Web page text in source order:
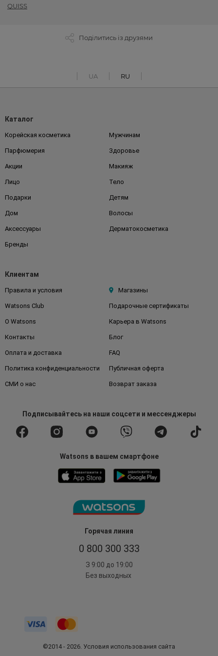
QUISS
Поділитись із друзями
UA RU
Горячая линия
0 800 300 333
З 9:00 до 19:00
Без выходных
Каталог
Корейская косметика Мужчинам
Парфюмерия Здоровье
Акции Макияж
Лицо Тело
Подарки Детям
Дом Волосы
Аксессуары Дерматокосметика
Бренды
Клиентам
Правила и условия Магазины
Watsons Club Подарочные сертификаты
О Watsons Карьера в Watsons
Контакты Блог
Оплата и доставка FAQ
Политика конфиденциальности Публичная оферта
СМИ о нас Возврат заказа
Подписывайтесьна наши соцсети и мессенджеры
Watsons в вашем смартфоне
©2014 - 2026. Условия использования сайта